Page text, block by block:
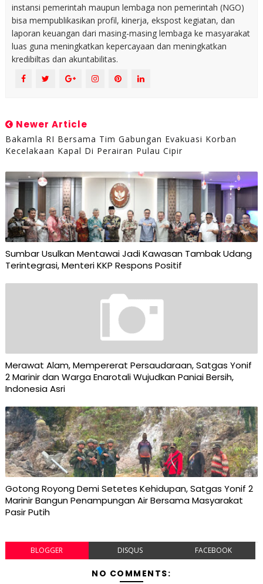
instansi pemerintah maupun lembaga non pemerintah (NGO)
bisa mempublikasikan profil, kinerja, ekspost kegiatan, dan
laporan keuangan dari masing-masing lembaga ke masyarakat
luas guna meningkatkan kepercayaan dan meningkatkan
kredibiltas dan akuntabilitas.
Newer Article
Bakamla RI Bersama Tim Gabungan Evakuasi Korban
Kecelakaan Kapal Di Perairan Pulau Cipir
Sumbar Usulkan Mentawai Jadi Kawasan Tambak Udang
Terintegrasi, Menteri KKP Respons Positif
Merawat Alam, Mempererat Persaudaraan, Satgas Yonif
2 Marinir dan Warga Enarotali Wujudkan Paniai Bersih,
Indonesia Asri
Gotong Royong Demi Setetes Kehidupan, Satgas Yonif 2
Marinir Bangun Penampungan Air Bersama Masyarakat
Pasir Putih
BLOGGER DISQUS FACEBOOK
NO COMMENTS: